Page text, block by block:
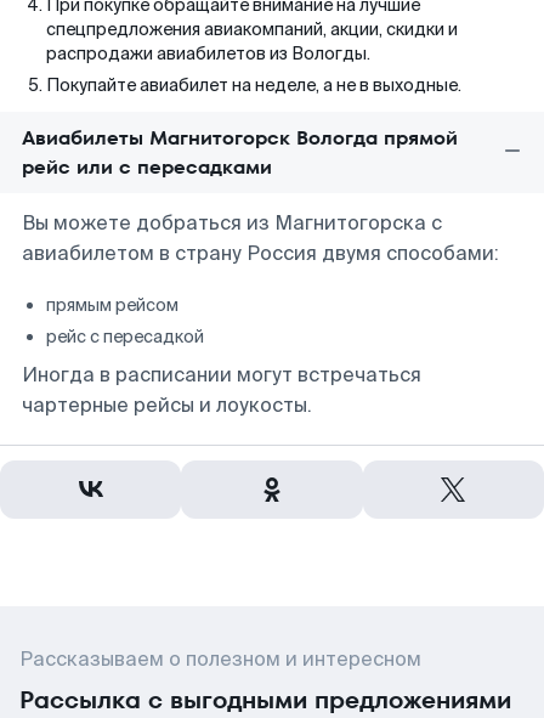
При покупке обращайте внимание на лучшие
спецпредложения авиакомпаний, акции, скидки и
распродажи авиабилетов из Вологды.
Покупайте авиабилет на неделе, а не в выходные.
Авиабилеты Магнитогорск Вологда прямой
рейс или с пересадками
Вы можете добраться из Магнитогорска с
авиабилетом в страну Россия двумя способами:
прямым рейсом
рейс с пересадкой
Иногда в расписании могут встречаться
чартерные рейсы и лоукосты.
Рассказываем о полезном и интересном
Рассылка с выгодными предложениями